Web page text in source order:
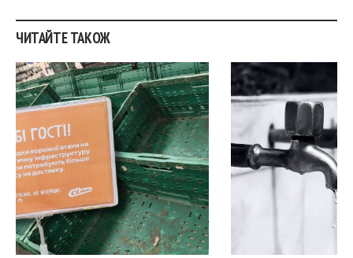
ЧИТАЙТЕ ТАКОЖ